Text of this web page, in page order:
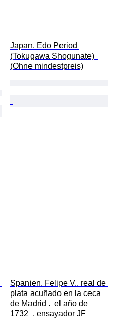
Japan. Edo Period
(Tokugawa Shogunate)
(Ohne mindestpreis)
Spanien. Felipe V.. real de
plata acuñado en la ceca
de Madrid .  el año de
1732  . ensayador JF